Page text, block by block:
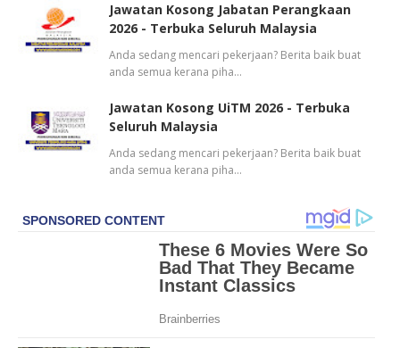
Jawatan Kosong Jabatan Perangkaan
2026 - Terbuka Seluruh Malaysia
Anda sedang mencari pekerjaan? Berita baik buat
anda semua kerana piha…
Jawatan Kosong UiTM 2026 - Terbuka
Seluruh Malaysia
Anda sedang mencari pekerjaan? Berita baik buat
anda semua kerana piha…